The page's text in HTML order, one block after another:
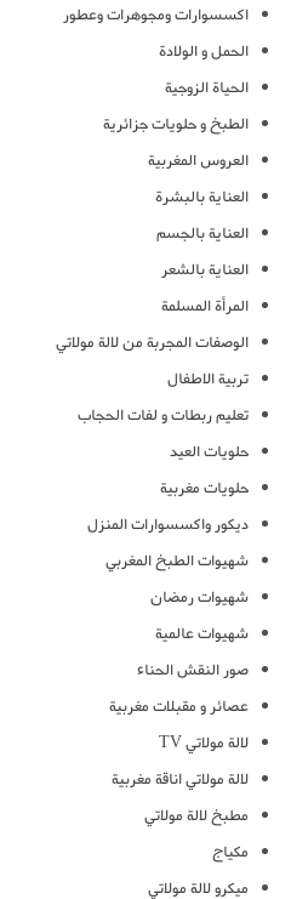
اكسسوارات ومجوهرات وعطور
الحمل و الولادة
الحياة الزوجية
الطبخ و حلويات جزائرية
العروس المغربية
العناية بالبشرة
العناية بالجسم
العناية بالشعر
المرأة المسلمة
الوصفات المجربة من لالة مولاتي
تربية الاطفال
تعليم ربطات و لفات الحجاب
حلويات العيد
حلويات مغربية
ديكور واكسسوارات المنزل
شهيوات الطبخ المغربي
شهيوات رمضان
شهيوات عالمية
صور النقش الحناء
عصائر و مقبلات مغربية
لالة مولاتي TV
لالة مولاتي اناقة مغربية
مطبخ لالة مولاتي
مكياج
ميكرو لالة مولاتي